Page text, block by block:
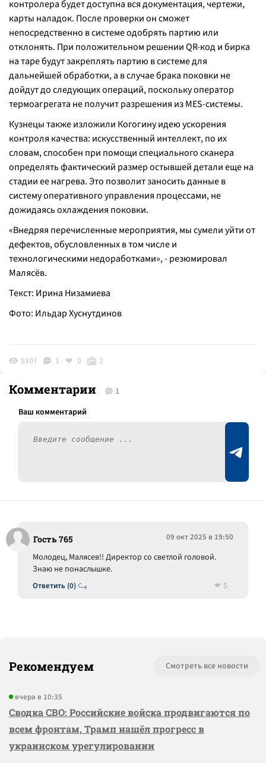
контролера будет доступна вся документация, чертежи,
карты наладок. После проверки он сможет
непосредственно в системе одобрять партию или
отклонять. При положительном решении QR-код и бирка
на таре будут закреплять партию в системе для
дальнейшей обработки, а в случае брака поковки не
дойдут до следующих операций, поскольку оператор
термоагрегата не получит разрешения из MES-системы.
Кузнецы также изложили Когогину идею ускорения
контроля качества: искусственный интеллект, по их
словам, способен при помощи специального сканера
определять фактический размер остывшей детали еще на
стадии ее нагрева. Это позволит заносить данные в
систему оперативного управления процессами, не
дожидаясь охлаждения поковки.
«Внедряя перечисленные мероприятия, мы сумели уйти от
дефектов, обусловленных в том числе и
технологическими недоработками», - резюмировал
Малясёв.
Текст: Ирина Низамиева
Фото: Ильдар Хуснутдинов
5107 1 0 2
Комментарии 1
Гость 765 09 окт 2025 в 19:50
Ответить (0)
Молодец, Малясев!! Директор со светлой головой.
Знаю не понаслышке.
5
Рекомендуем Смотреть все новости
вчера в 10:35
Сводка СВО: Российские войска продвигаются по
всем фронтам, Трамп нашёл прогресс в
украинском урегулировании